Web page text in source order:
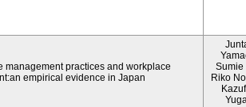
management practices and workplace
empirical evidence in Japan
Sumie
Riko